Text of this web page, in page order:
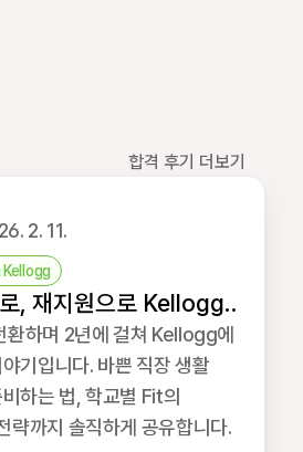
합격 후기 더보기
2. 11.
, 재지원으로 Kellogg
하며 2년에 걸쳐 Kellogg에
기입니다. 바쁜 직장 생활
하는 법, 학교별 Fit의
략까지 솔직하게 공유합니다.